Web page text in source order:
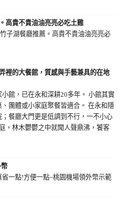
高貴不貴油油亮亮必吃土雞
子湖餐廳推薦。高貴不貴油油亮亮必
裡的大餐館，質感與手藝兼具的在地
館，已在永和深耕20多年。 小館其實
團體或小家庭聚餐皆適合。 在永和隱
餐廳大門更是低調到不行，一不小心
，林木鬱鬱之中就聞人聲鼎沸，饕客
一點!方便一點~桃園機場領外幣示範